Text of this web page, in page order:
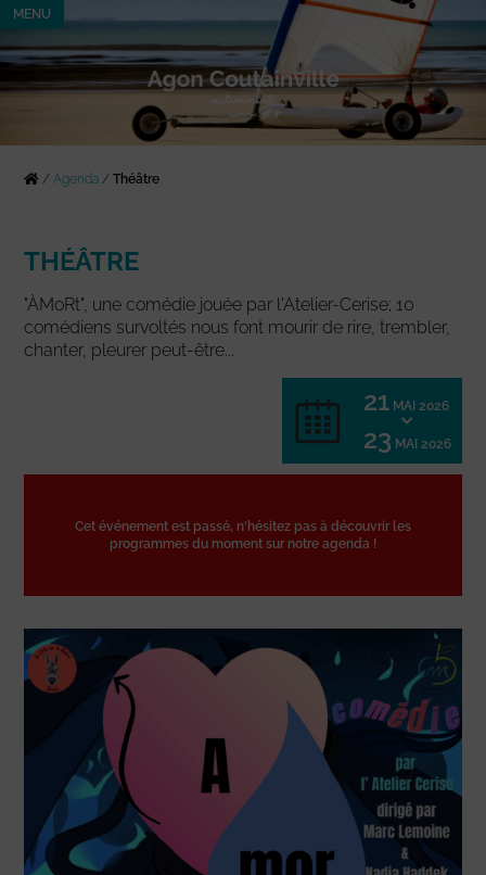
MENU
/Agenda /Théâtre
THÉÂTRE
"ÀMoRt", une comédie jouée par l'Atelier-Cerise; 10
comédiens survoltés nous font mourir de rire, trembler,
chanter, pleurer peut-être...
21 MAI 2026
23 MAI 2026
Cet événement est passé, n'hésitez pas à découvrir les
programmes du moment sur notre agenda !